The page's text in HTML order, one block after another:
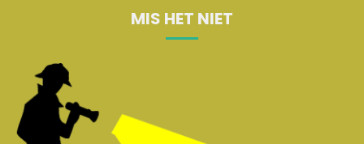
MIS HET NIET